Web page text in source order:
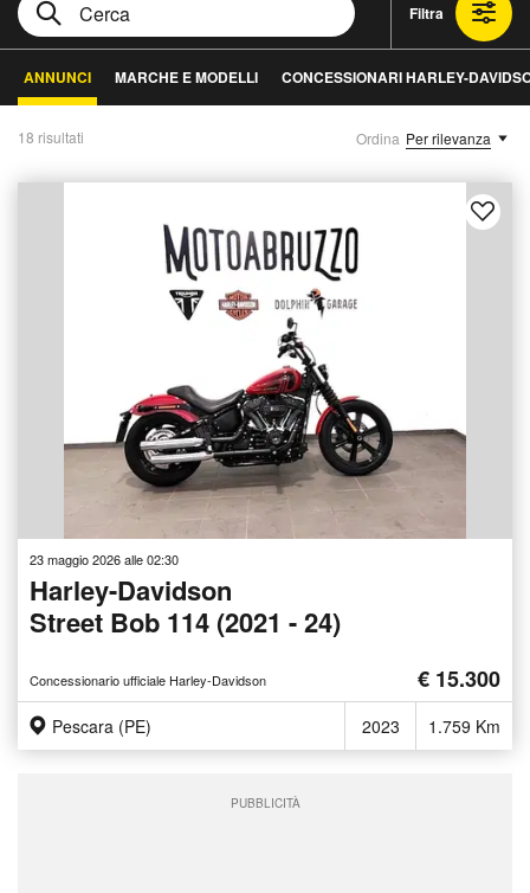
Filtra
ANNUNCI MARCHE E MODELLI CONCESSIONARI HARLEY-
18 risultati Ordina Per rilevanza
23 maggio 2026 alle 02:30
Harley-Davidson
Street Bob 114 (2021 - 24)
Concessionario ufficiale Harley-Davidson € 15.300
Pescara (PE) 2023 1.759 Km
PUBBLICITÀ